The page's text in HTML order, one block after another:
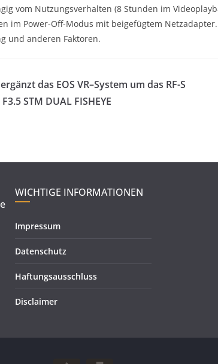
vom Nutzungsverhalten (8 Stunden im
im Power-Off-Modus mit beigefügtem
und anderen Faktoren.
das EOS VR–System um das RF-S
STM DUAL FISHEYE
WICHTIGE INFORMATIONEN
Impressum
Datenschutz
Haftungsausschluss
Disclaimer